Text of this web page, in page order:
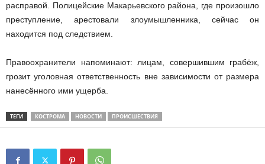
расправой. Полицейские Макарьевского района, где произошло
преступление, арестовали злоумышленника, сейчас он
находится под следствием.
Правоохранители напоминают: лицам, совершившим грабёж,
грозит уголовная ответственность вне зависимости от размера
нанесённого ими ущерба.
ТЕГИ КОСТРОМА НОВОСТИ ПРОИСШЕСТВИЯ